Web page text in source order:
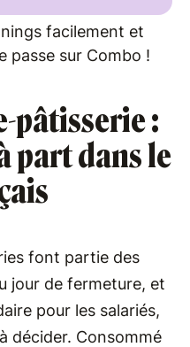
facilement et
passe sur Combo !
pâtisserie :
part dans le
font partie des
jour de fermeture, et
pour les salariés,
décider. Consommé